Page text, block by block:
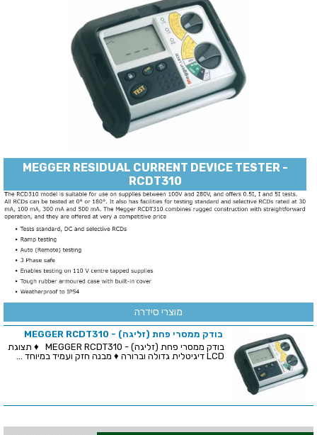
MEGGER RESIDUAL CURRENT DEVICE TESTER -
RCDT310
מוצרי סידרה
בודק ממסרי פחת (זליגה) - MEGGER RCDT310
בודק ממסרי פחת (זליגה) - MEGGER RCDT310 ♦ תצוגת
LCD דיגיטלית גדולה וברורה ♦ מבנה חזק ועמיד במיוחד ...